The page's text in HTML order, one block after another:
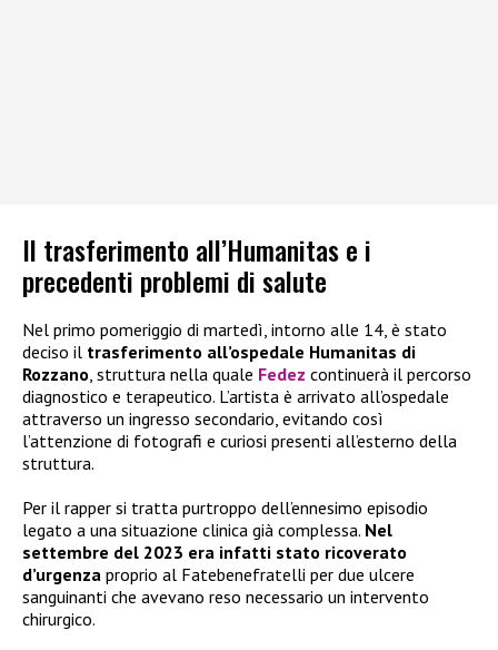
Il trasferimento all’Humanitas e i
precedenti problemi di salute
Nel primo pomeriggio di martedì, intorno alle 14, è stato
deciso il trasferimento all’ospedale Humanitas di
Rozzano , struttura nella quale Fedez continuerà il percorso
diagnostico e terapeutico. L’artista è arrivato all’ospedale
attraverso un ingresso secondario, evitando così
l’attenzione di fotografi e curiosi presenti all’esterno della
struttura.
Per il rapper si tratta purtroppo dell’ennesimo episodio
legato a una situazione clinica già complessa. Nel
settembre del 2023 era infatti stato ricoverato
d’urgenza proprio al Fatebenefratelli per due ulcere
sanguinanti che avevano reso necessario un intervento
chirurgico.